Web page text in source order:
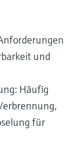
und
Häufig
für